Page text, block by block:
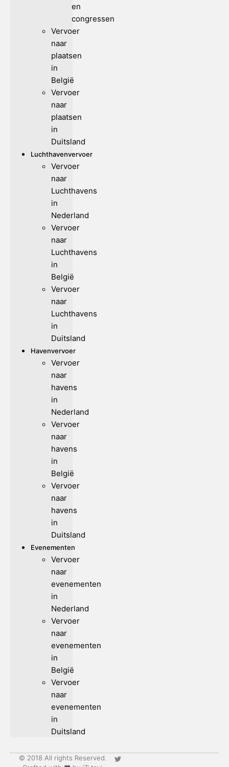
en
congressen
Vervoer
naar
plaatsen
in
België
Vervoer
naar
plaatsen
in
Duitsland
Luchthavenvervoer
Vervoer
naar
Luchthavens
in
Nederland
Vervoer
naar
Luchthavens
in
België
Vervoer
naar
Luchthavens
in
Duitsland
Havenvervoer
Vervoer
naar
havens
in
Nederland
Vervoer
naar
havens
in
België
Vervoer
naar
havens
in
Duitsland
Evenementen
Vervoer
naar
evenementen
in
Nederland
Vervoer
naar
evenementen
in
België
Vervoer
naar
evenementen
in
Duitsland
© 2018 All rights Reserved.